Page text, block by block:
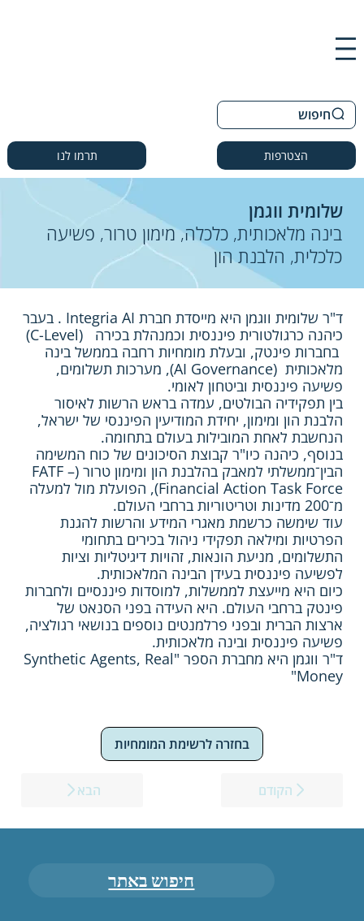
תרמו לנו הצטרפות
חיפוש
שלומית ווגמן
בינה מלאכותית, כלכלה, מימון טרור, פשיעה
כלכלית, הלבנת הון
הבא
בחזרה לרשימת המומחיות
הקודם
ד"ר שלומית ווגמן היא מייסדת חברת Integria AI . בעבר
כיהנה כרגולטורית פיננסית וכמנהלת בכירה (C-Level)
בחברות פינטק, ובעלת מומחיות רחבה בממשל בינה
מלאכותית (AI Governance), מערכות תשלומים,
פשיעה פיננסית וביטחון לאומי.
בין תפקידיה הבולטים, עמדה בראש הרשות לאיסור
הלבנת הון ומימון, יחידת המודיעין הפיננסי של ישראל,
הנחשבת לאחת המובילות בעולם בתחומה.
בנוסף, כיהנה כיו"ר קבוצת הסיכונים של כוח המשימה
הבין־ממשלתי למאבק בהלבנת הון ומימון טרור (FATF –
Financial Action Task Force), הפועלת מול למעלה
מ־200 מדינות וטריטוריות ברחבי העולם.
עוד שימשה כרשמת מאגרי המידע והרשות להגנת
הפרטיות ומילאה תפקידי ניהול בכירים בתחומי
התשלומים, מניעת הונאות, זהויות דיגיטליות וציות
לפשיעה פיננסית בעידן הבינה המלאכותית.
כיום היא מייעצת לממשלות, למוסדות פיננסיים ולחברות
פינטק ברחבי העולם. היא העידה בפני הסנאט של
ארצות הברית ובפני פרלמנטים נוספים בנושאי רגולציה,
פשיעה פיננסית ובינה מלאכותית.
ד"ר ווגמן היא מחברת הספר "Synthetic Agents, Real
Money"
חיפוש באתר